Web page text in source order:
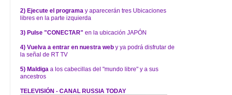
2) Ejecute el programa y aparecerán tres Ubicaciones
libres en la parte izquierda
3) Pulse "CONECTAR" en la ubicación JAPÓN
4) Vuelva a entrar en nuestra web y ya podrá disfrutar de
la señal de RT TV
5) Maldiga a los cabecillas del "mundo libre" y a sus
ancestros
TELEVISIÓN - CANAL RUSSIA TODAY